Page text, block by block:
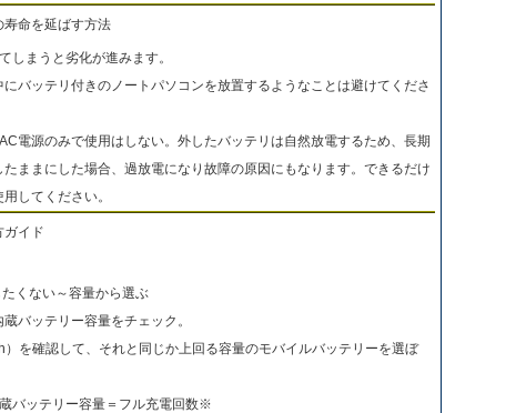
寿命を延ばす方法
しまうと劣化が進みます。
バッテリ付きのノートパソコンを放置するようなことは避けてくださ
電源のみで使用はしない。外したバッテリは自然放電するため、長期
ままにした場合、過放電になり故障の原因にもなります。できるだけ
してください。
ガイド
くない～容量から選ぶ
バッテリー容量をチェック。
を確認して、それと同じか上回る容量のモバイルバッテリーを選ぼ
バッテリー容量＝フル充電回数※